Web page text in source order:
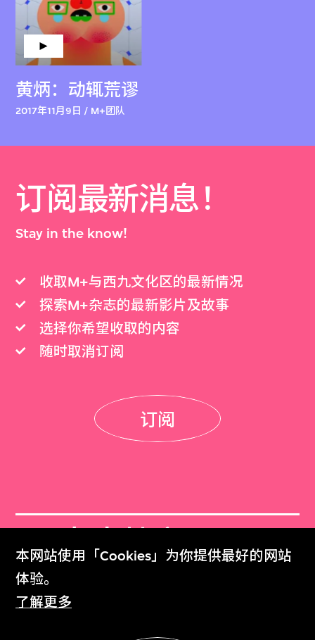
本网站使用「Cookies」为你提供最好的网站
体验。
了解更多
黄炳：动辄荒谬
2017年11月9日 / M+团队
订阅最新消息！
Stay in the know!
收取M+与西九文化区的最新情况
探索M+杂志的最新影片及故事
选择你希望收取的内容
随时取消订阅
订阅
M+杂志档案
M+ Magazine Archive
M+藏品